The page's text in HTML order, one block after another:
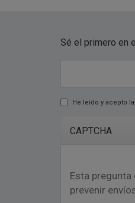
Sé el primero en
He leído y acepto la
CAPTCHA
Esta
prevenir